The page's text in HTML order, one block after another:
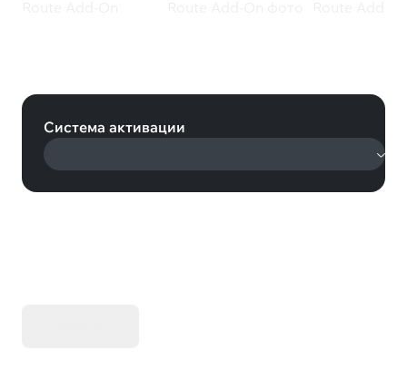
Система активации